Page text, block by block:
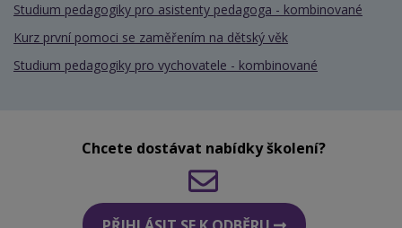
Studium pedagogiky pro asistenty pedagoga - kombinované
Kurz první pomoci se zaměřením na dětský věk
Studium pedagogiky pro vychovatele - kombinované
Chcete dostávat nabídky školení?